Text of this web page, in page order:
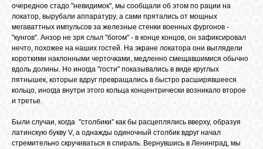
очередное стадо "невидимок", мы сообщали об этом по рации на
локатор, вырубали аппаратуру, а сами прятались от мощных
мегаваттных импульсов за железные стенки военных фургонов -
"кунгов". Анзор не зря слыл "богом" - в конце концов, он зафиксировал
нечто, похожее на наших гостей. На экране локатора они выглядели
короткими наклонными черточками, медленно смещавшимися обычно
вдоль долины. Но иногда "гости" показывались в виде круглых
пятнышек, которые вдруг превращались в быстро расширявшееся
кольцо, иногда внутри этого кольца концентрически возникало второе
и третье.
Были случаи, когда "столбики" как бы расцеплялись вверху, образуя
латинскую букву V, а однажды одиночный столбик вдруг начал
стремительно скручиваться в спираль. Вернувшись в Ленинград, мы